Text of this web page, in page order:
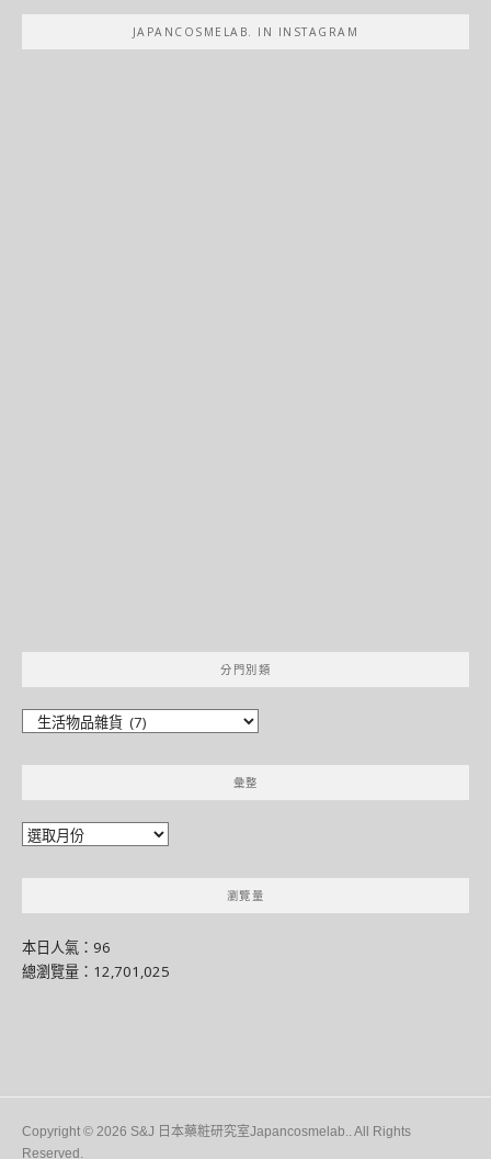
JAPANCOSMELAB. IN INSTAGRAM
分門別類
別
彙整
彙
瀏覽量
本日人氣：96
總瀏覽量：12,701,025
Copyright © 2026 S&J 日本藥粧研究室Japancosmelab.. All Rights
Reserved.